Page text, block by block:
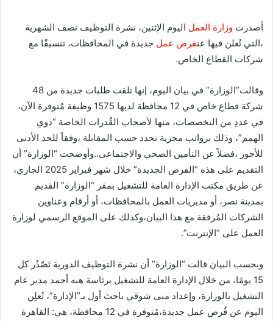
أصدرت وزارة العمل اليوم الإثنين، نشرة التوظيف نصف الشهرية
،التي تُعلن فيها عنفرص عمل جديدة في المحافظات، تنسيقًا مع
شركات القطاع الخاص.
وقالت”الوزارة” في بيان اليوم، إنها تلقت طلبات جديدة من 48
شركة قطاع خاص في 12 محافظة لديها 1575 وظيفة مٌتوفرة الآن،
في عددِ من التخصصات، منها لأصحاب القُدرات الخاصة “ذوي
الهمم”، وذلك برواتب مجزية تحدد حسب المقابلة ،وفقاً للحد الأدنى
للأجور ،فضلاً عن التأمين الصحي والاجتماعى..وأوضحت “الوزارة” أن
التقديم على هذه “الفرص الجديدة” خلال شهر فبراير 2025 الجاري،
عن طريق مكتب الإدارة العامة للتشغيل بمقر “الوزارة” القديم
بمدينة نصر، أو مديريات العمل بالمحافظات، أو أرقام وعناوين
الشركات المُرفقة مع هذا البيان،وكذلك على الموقع الرسمي لوزارة
العمل على “الإنترنت”.
وبحسب البيان قالت “الوزارة” أن نشرة التوظيف الدورية تَصّدُر كل
15 يومًا، من خلال الإدارة العامة للتشغيل برئاسة هبه أحمد مدير عام
التشغيل بالوزارة، وإعداد منى شوقي باحث أول بـ”الإدارة”، تُعلِن
اليوم عن فُرص عمل جديدة،مُتوفرة في 12 محافظة، هي: القاهرة